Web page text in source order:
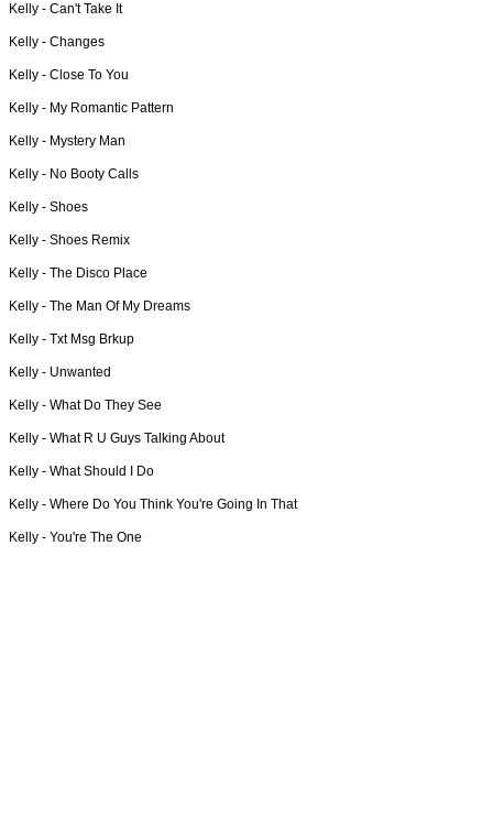
Kelly - Can't Take It
Kelly - Changes
Kelly - Close To You
Kelly - My Romantic Pattern
Kelly - Mystery Man
Kelly - No Booty Calls
Kelly - Shoes
Kelly - Shoes Remix
Kelly - The Disco Place
Kelly - The Man Of My Dreams
Kelly - Txt Msg Brkup
Kelly - Unwanted
Kelly - What Do They See
Kelly - What R U Guys Talking About
Kelly - What Should I Do
Kelly - Where Do You Think You're Going In That
Kelly - You're The One